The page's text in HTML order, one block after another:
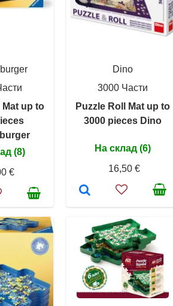
Mat up to
(8)
€
Dino
3000 Части
Puzzle Roll Mat up to
3000 pieces Dino
На склад (6)
16,50 €